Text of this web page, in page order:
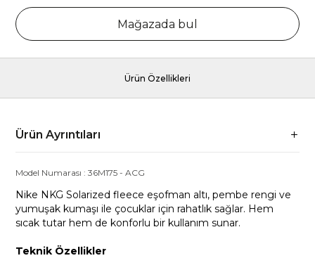
Mağazada bul
Ürün Özellikleri
Ürün Ayrıntıları
Model Numarası :36M175 -ACG
Nike NKG Solarized fleece eşofman altı, pembe rengi ve
yumuşak kumaşı ile çocuklar için rahatlık sağlar. Hem
sıcak tutar hem de konforlu bir kullanım sunar.
Teknik Özellikler